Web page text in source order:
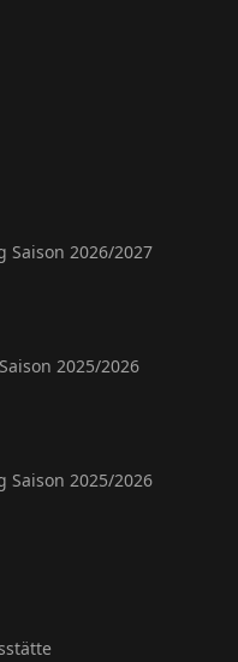
2026/2027
2025/2026
2025/2026